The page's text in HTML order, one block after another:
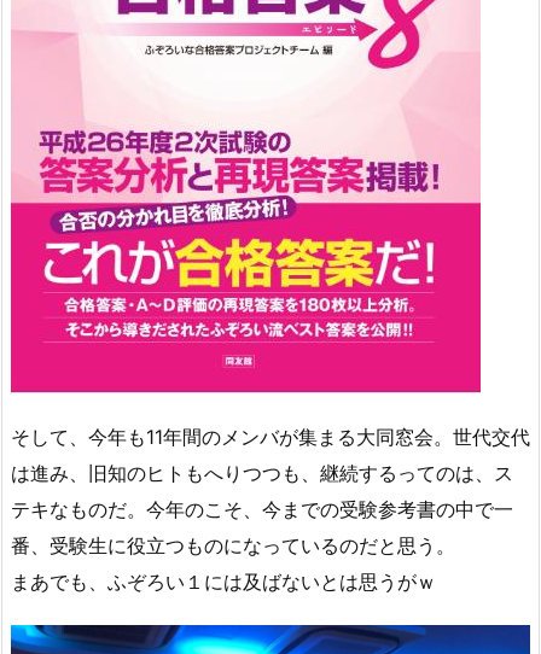
そして、今年も11年間のメンバが集まる大同窓会。世代交代
は進み、旧知のヒトもへりつつも、継続するってのは、ス
テキなものだ。今年のこそ、今までの受験参考書の中で一
番、受験生に役立つものになっているのだと思う。
まあでも、ふぞろい１には及ばないとは思うがｗ